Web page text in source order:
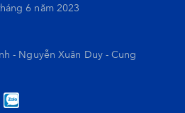
6 năm 2023
- Nguyễn Xuân Duy - Cung